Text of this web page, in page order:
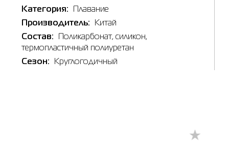
Категория:
Плавание
Производитель:
Китай
Состав:
Поликарбонат, силикон,
термопластичный полиуретан
Сезон:
Круглогодичный